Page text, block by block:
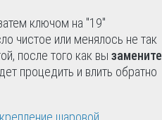
ключом на "19"
чистое или менялось не так
после того как вы замените
процедить и влить обратно